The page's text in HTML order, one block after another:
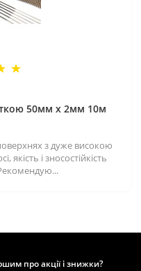
50мм х 2мм 10м
з дуже високою
і зносостійкість
про акції і знижки?